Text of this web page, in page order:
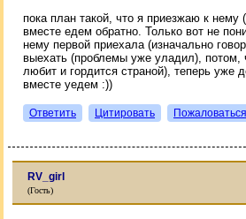
пока план такой, что я приезжаю к
вместе едем обратно. Только вот не
нему первой приехала (изначально
выехать (проблемы уже уладил), потом,
любит и гордится страной), теперь уже
вместе уедем :))
Ответить Цитировать Пожаловаться
RV_girl
(Гость)